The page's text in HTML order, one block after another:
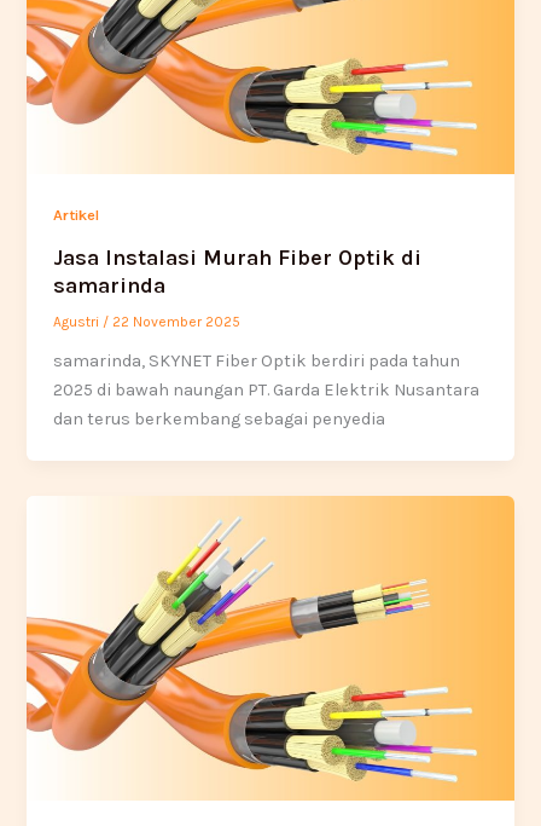
Artikel
Jasa Instalasi Murah Fiber Optik di
samarinda
Agustri / 22 November 2025
samarinda, SKYNET Fiber Optik berdiri pada tahun
2025 di bawah naungan PT. Garda Elektrik Nusantara
dan terus berkembang sebagai penyedia